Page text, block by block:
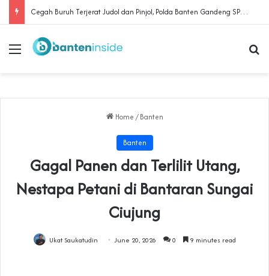
Cegah Buruh Terjerat Judol dan Pinjol, Polda Banten Gandeng SPSI Perkuat Literasi Digital
Menu
Home / Banten
Banten
Gagal Panen dan Terlilit Utang,
Nestapa Petani di Bantaran Sungai
Ciujung
Ukat Saukatudin June 20, 2026 0 9 minutes read